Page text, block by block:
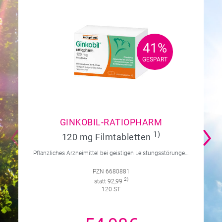
41%
GESPART
41%
GESPART
GINKOBIL-RATIOPHARM
120 mg Filmtabletten 1)
Pflanzliches Arzneimittel bei geistigen Leistungsstörungen und Durchblutungsstörungen.
PZN 6680881
statt 92,99 2)
120 ST